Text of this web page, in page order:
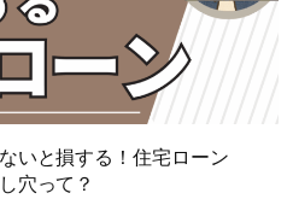
いと損する！住宅ローン
穴って？